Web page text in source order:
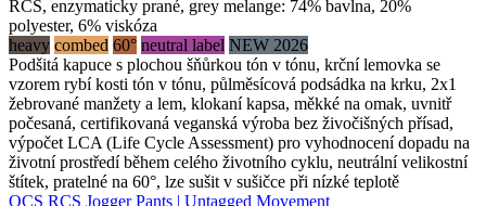
RCS, enzymaticky prané, grey melange: 74% bavlna, 20%
polyester, 6% viskóza
heavy combed 60° neutral label NEW 2026
Podšitá kapuce s plochou šňůrkou tón v tónu, krční lemovka se
vzorem rybí kosti tón v tónu, půlměsícová podsádka na krku, 2x1
žebrované manžety a lem, klokaní kapsa, měkké na omak, uvnitř
počesaná, certifikovaná veganská výroba bez živočišných přísad,
výpočet LCA (Life Cycle Assessment) pro vyhodnocení dopadu na
životní prostředí během celého životního cyklu, neutrální velikostní
štítek, pratelné na 60°, lze sušit v sušičce při nízké teplotě
OCS RCS Jogger Pants | Untagged Movement